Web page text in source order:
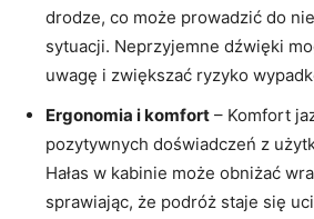
drodze, co może prowadzić do
sytuacji. Neprzyjemne dźwięki
‍uwagę i zwiększać ​ryzyko
Ergonomia i komfort – Komfort
pozytywnych doświadczeń z
Hałas w kabinie może obniżać
sprawiając,‍ że podróż staje się